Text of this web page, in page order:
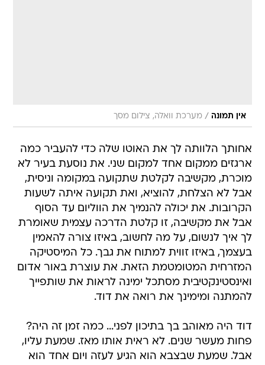
אחותך הלוותה לך את האוטו שלה כדי להעביר כמה
מוכרת, מקשיבה לקלטת שתקועה במקומה וניסית,
אבל לא הצלחת, להוציא, ואת תקועה איתה לשעות
הקרובות. את יכולה להנמיך את הווליום עד הסוף
אבל את מקשיבה, זו קלטת הדרכה עצמית שאומרת
לך איך לנשום, על מה לחשוב, באיזו צורה להאמין
בעצמך, באיזו זווית למתוח את גבך. כל המיסטיקה
המזרחית המטומטמת הזאת. את עוצרת באור אדום
ואינסטינקטיבית מסתכל ימינה לראות את שותפייך
להמתנה ומימינך את רואה את דוד.
דוד היה מאוהב בך בתיכון לפני... כמה זמן זה היה?
אבל. שמעת שבצבא הוא הגיע לעזה ויום אחד הוא
קם בבוקר וחשב שהוא הבן של אלוהים, יצא מהבסיס
באמצע העיר, התחיל להסתובב ואסף אחריו ילדים.